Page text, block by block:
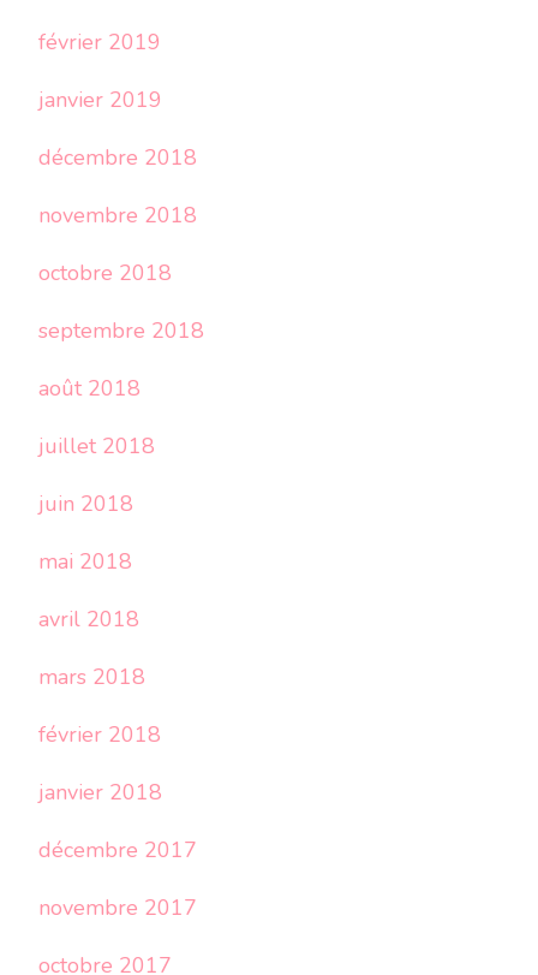
février 2019
janvier 2019
décembre 2018
novembre 2018
octobre 2018
septembre 2018
août 2018
juillet 2018
juin 2018
mai 2018
avril 2018
mars 2018
février 2018
janvier 2018
décembre 2017
novembre 2017
octobre 2017